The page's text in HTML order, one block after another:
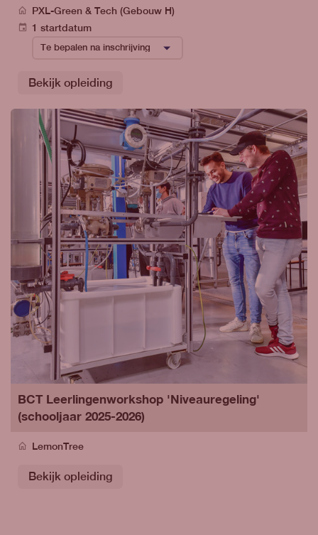
PXL-Green & Tech (Gebouw H)
1 startdatum
Bekijk opleiding
BCT Leerlingenworkshop 'Niveauregeling'
(schooljaar 2025-2026)
LemonTree
Bekijk opleiding